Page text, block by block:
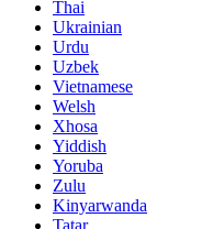
Thai
Ukrainian
Urdu
Uzbek
Vietnamese
Welsh
Xhosa
Yiddish
Yoruba
Zulu
Kinyarwanda